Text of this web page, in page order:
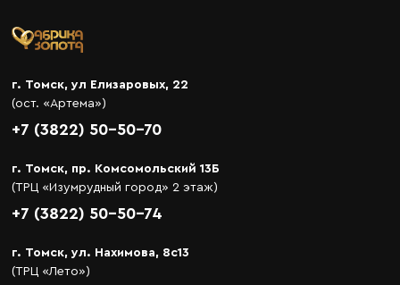
г. Томск, ул Елизаровых, 22
(ост. «Артема»)
+7 (3822) 50-50-70
г. Томск, пр. Комсомольский 13Б
(ТРЦ «Изумрудный город» 2 этаж)
+7 (3822) 50-50-74
г. Томск, ул. Нахимова, 8с13
(ТРЦ «Лето»)